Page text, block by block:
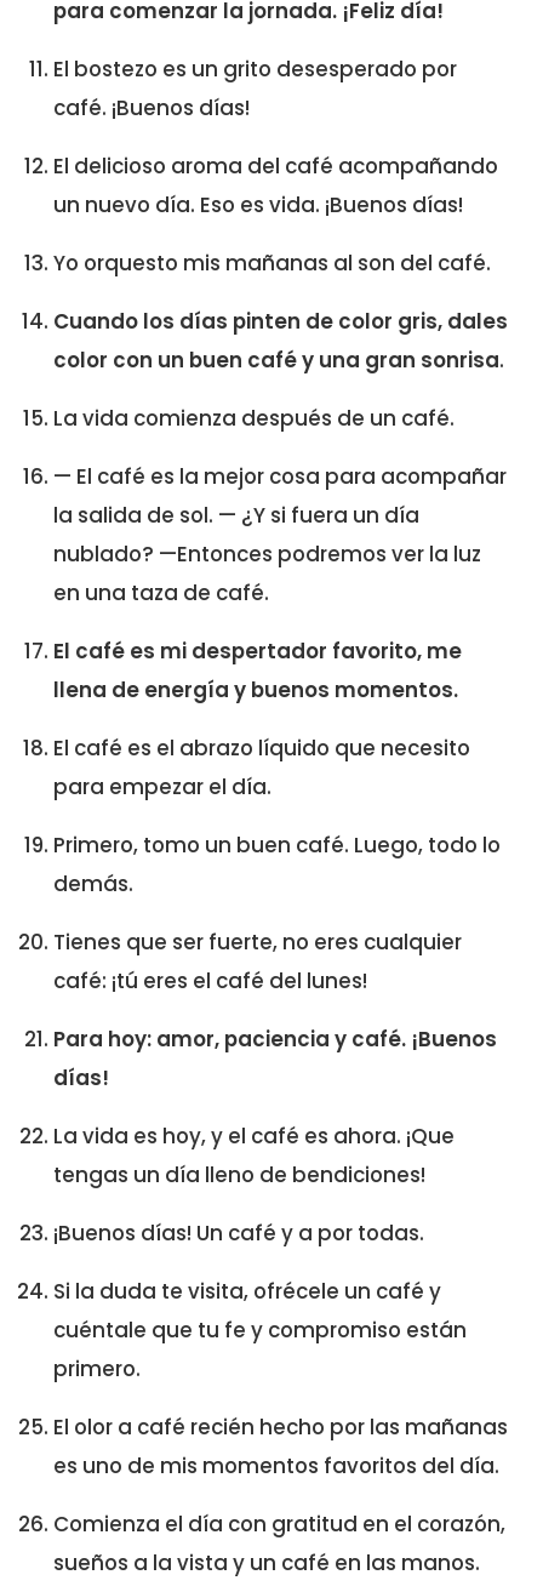
para comenzar la jornada. ¡Feliz día!
El bostezo es un grito desesperado por
café. ¡Buenos días!
El delicioso aroma del café acompañando
un nuevo día. Eso es vida. ¡Buenos días!
Yo orquesto mis mañanas al son del café.
Cuando los días pinten de color gris, dales
color con un buen café y una gran sonrisa.
La vida comienza después de un café.
— El café es la mejor cosa para acompañar
la salida de sol. — ¿Y si fuera un día
nublado? —Entonces podremos ver la luz
en una taza de café.
El café es mi despertador favorito, me
llena de energía y buenos momentos.
El café es el abrazo líquido que necesito
para empezar el día.
Primero, tomo un buen café. Luego, todo lo
demás.
Tienes que ser fuerte, no eres cualquier
café: ¡tú eres el café del lunes!
Para hoy: amor, paciencia y café. ¡Buenos
días!
La vida es hoy, y el café es ahora. ¡Que
tengas un día lleno de bendiciones!
¡Buenos días! Un café y a por todas.
Si la duda te visita, ofrécele un café y
cuéntale que tu fe y compromiso están
primero.
El olor a café recién hecho por las mañanas
es uno de mis momentos favoritos del día.
Comienza el día con gratitud en el corazón,
sueños a la vista y un café en las manos.